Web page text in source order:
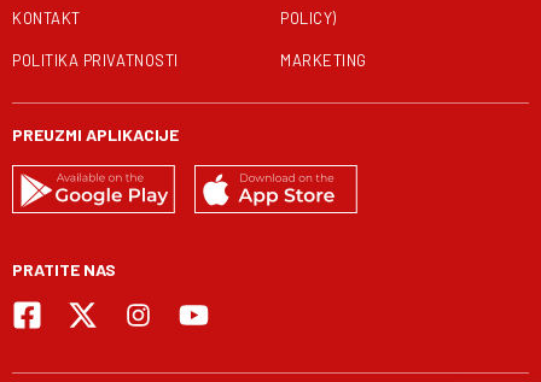
KONTAKT
POLITIKA PRIVATNOSTI
POLICY)
MARKETING
PREUZMI APLIKACIJE
PRATITE NAS